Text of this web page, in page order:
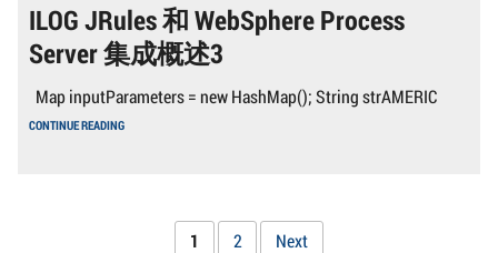
ILOG JRules 和 WebSphere Process
Server 集成概述3
Map inputParameters = new HashMap(); String strAMERIC
CONTINUE READING
JRULES
Page
1 Page
2 Next